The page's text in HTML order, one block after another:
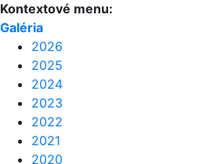
Kontextové menu:
Galéria
2026
2025
2024
2023
2022
2021
2020